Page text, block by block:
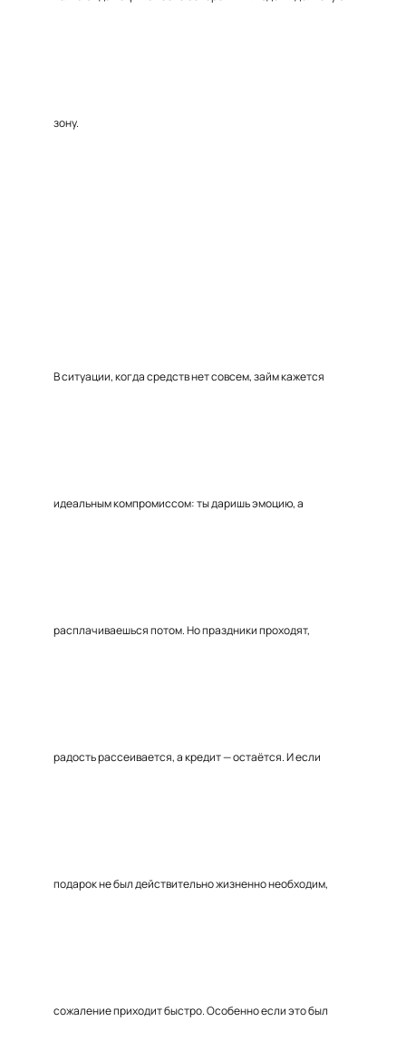
зону.
В ситуации, когда средств нет совсем, займ кажется
идеальным компромиссом: ты даришь эмоцию, а
расплачиваешься потом. Но праздники проходят,
радость рассеивается, а кредит — остаётся. И если
подарок не был действительно жизненно необходим,
сожаление приходит быстро. Особенно если это был